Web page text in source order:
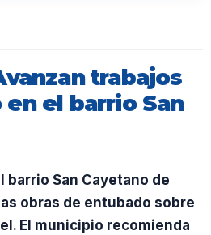
trabajos
el barrio San
barrio San Cayetano de
obras de entubado sobre
El municipio recomienda